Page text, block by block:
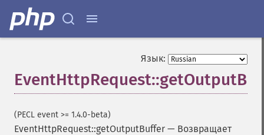
Язык:
(PECL event >= 1.4.0-beta)
EventHttpRequest::getOutputBuffer — Возвращает